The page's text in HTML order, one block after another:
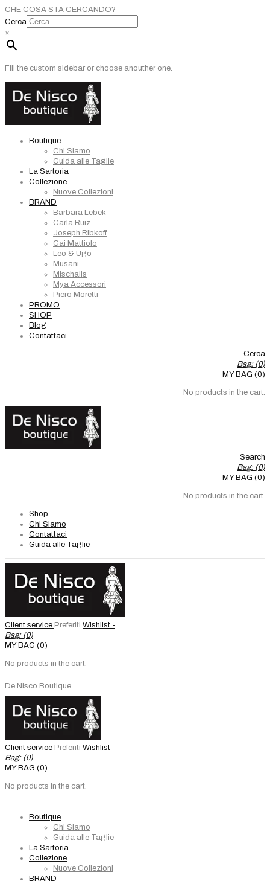
CHE COSA STA CERCANDO?
Cerca
×
Fill the custom sidebar or choose anouther one.
Boutique
Chi Siamo
Guida alle Taglie
La Sartoria
Collezione
Nuove Collezioni
BRAND
Barbara Lebek
Carla Ruiz
Joseph Ribkoff
Gai Mattiolo
Leo & Ugo
Musani
Mischalis
Mya Accessori
Piero Moretti
PROMO
SHOP
Blog
Contattaci
Cerca
Bag: (0)
MY BAG (0)
No products in the cart.
Search
Bag: (0)
MY BAG (0)
No products in the cart.
Shop
Chi Siamo
Contattaci
Guida alle Taglie
Client service Preferiti Wishlist -
Bag: (0)
MY BAG (0)
No products in the cart.
De Nisco Boutique
Client service Preferiti Wishlist -
Bag: (0)
MY BAG (0)
No products in the cart.
Boutique
Chi Siamo
Guida alle Taglie
La Sartoria
Collezione
Nuove Collezioni
BRAND